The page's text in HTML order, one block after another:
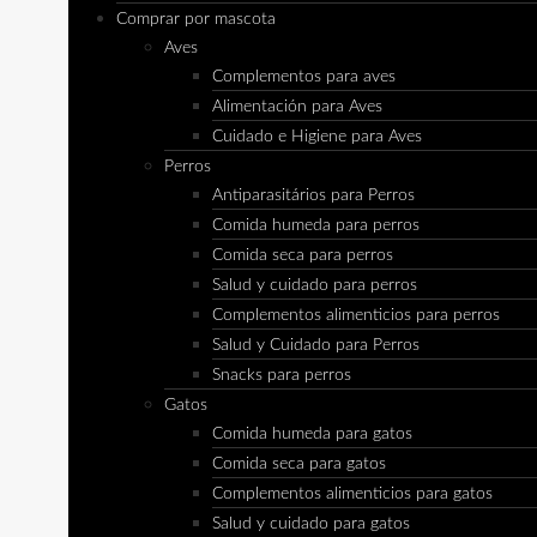
Comprar por mascota
Aves
Complementos para aves
Alimentación para Aves
Cuidado e Higiene para Aves
Perros
Antiparasitários para Perros
Comida humeda para perros
Comida seca para perros
Salud y cuidado para perros
Complementos alimenticios para perros
Salud y Cuidado para Perros
Snacks para perros
Gatos
Comida humeda para gatos
Comida seca para gatos
Complementos alimenticios para gatos
Salud y cuidado para gatos